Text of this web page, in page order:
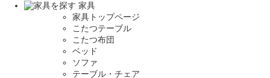
家具
家具トップページ
こたつテーブル
こたつ布団
ベッド
ソファ
テーブル・チェア